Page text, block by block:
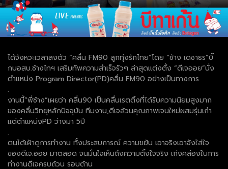
ได้จังหวะเวลาลงตัว “คลื่น FM90 ลูกทุ่งรักไทย”โดย “ช้าง เดชาธร”บิ๊
กบอสบ.ช้างไทฯ เสริมทัพความสำเร็จรัวๆ ล่าสุดแต่งตั้ง “ดีเจออย”นั่ง
ตำแหน่ง Program Director(PD)คลื่น FM90 อย่างเป็นทางการ
.
งานนี้”พี่ช้าง”เผยว่า คลื่น90 เป็นคลื่นเรตติ้งที่ได้รับความนิยมสูงมาก
ของคลื่นวิทยุหลักปัจจุบัน ทีมงาน,ดีเจล้วนคุณภาพเจนใหม่ผสมรุ่นเก๋า
แต่ตำแหน่งPD ว่างมา 5ปี
.
ตนได้เฝ้าดูการทำงาน ทั้งประสบการณ์ ความขยัน เอาจริงเอาจังใส่ใจ
ของดีเจ.ออย มาตลอด จนมั่นใจเห็นถึงความตั้งใจจริง เก่งคล่องในการ
ทำงานดีเจครบถ้วน รอบด้าน